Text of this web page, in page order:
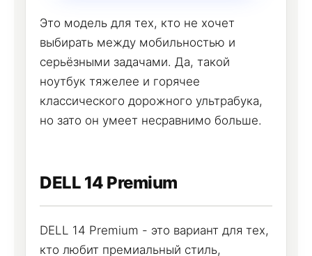
Это модель для тех, кто не хочет
выбирать между мобильностью и
серьёзными задачами. Да, такой
ноутбук тяжелее и горячее
классического дорожного ультрабука,
но зато он умеет несравнимо больше.
DELL 14 Premium
DELL 14 Premium - это вариант для тех,
кто любит премиальный стиль,